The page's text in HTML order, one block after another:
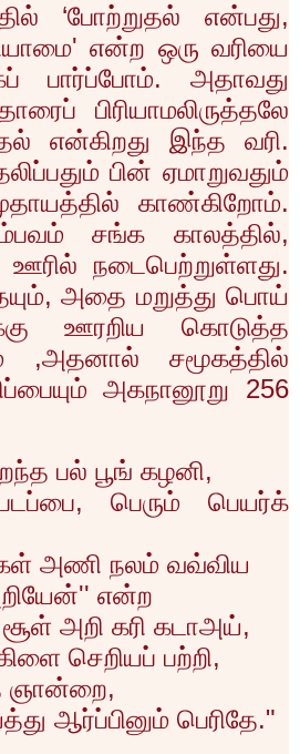
‘போற்றுதல் என்பது,
' என்ற ஒரு வரியை
பார்ப்போம். அதாவது
பிரியாமலிருத்தலே
என்கிறது இந்த வரி.
பின் ஏமாறுவதும்
காண்கிறோம்.
சங்க காலத்தில்,
நடைபெற்றுள்ளது.
, அதை மறுத்து பொய்
ஊரறிய கொடுத்த
,அதனால் சமூகத்தில்
அகநானூறு 256
பல் பூங் கழனி,
, பெரும் பெயர்க்
அணி நலம் வவ்விய
'' என்ற
அறி கரி கடாஅய்,
செறியப் பற்றி,
ஞான்றை,
ஆர்ப்பினும் பெரிதே."